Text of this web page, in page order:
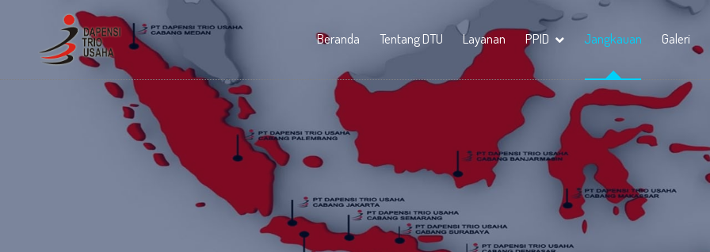
Beranda Tentang DTU Layanan PPID Jangkauan Galeri